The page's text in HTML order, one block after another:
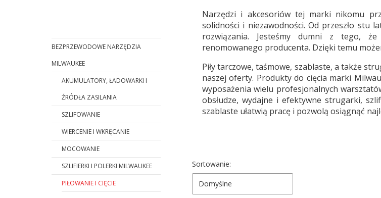
BEZPRZEWODOWE NARZĘDZIA
MILWAUKEE
AKUMULATORY, ŁADOWARKI I
ŹRÓDŁA ZASILANIA
SZLIFOWANIE
WIERCENIE I WKRĘCANIE
MOCOWANIE
SZLIFIERKI I POLERKI MILWAUKEE
PIŁOWANIE I CIĘCIE
Narzędzi i akcesoriów tej marki nikomu
solidności i niezawodności. Od przeszło stu
rozwiązania. Jesteśmy dumni z tego,
renomowanego producenta. Dzięki temu
Piły tarczowe, taśmowe, szablaste, a także
naszej oferty. Produkty do cięcia marki
wyposażenia wielu profesjonalnych
obsłudze, wydajne i efektywne strugarki,
szablaste ułatwią pracę i pozwolą osiągnąć
Lista produktów
Sortowanie:
Domyślne